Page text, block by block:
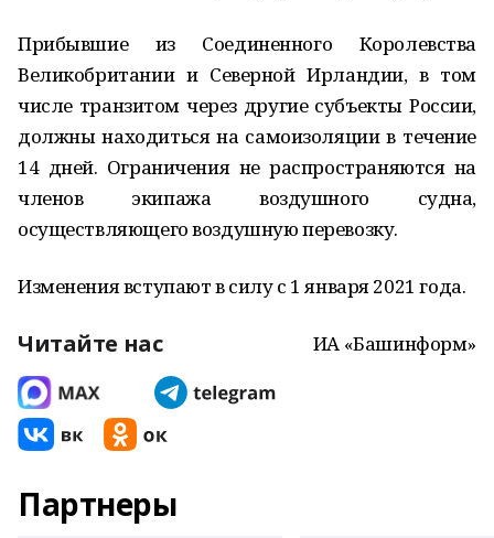
Прибывшие из Соединенного Королевства
Великобритании и Северной Ирландии, в том
числе транзитом через другие субъекты России,
должны находиться на самоизоляции в течение
14 дней. Ограничения не распространяются на
членов экипажа воздушного судна,
осуществляющего воздушную перевозку.
Изменения вступают в силу с 1 января 2021 года.
ИА «Башинформ»
Читайте нас
Партнеры